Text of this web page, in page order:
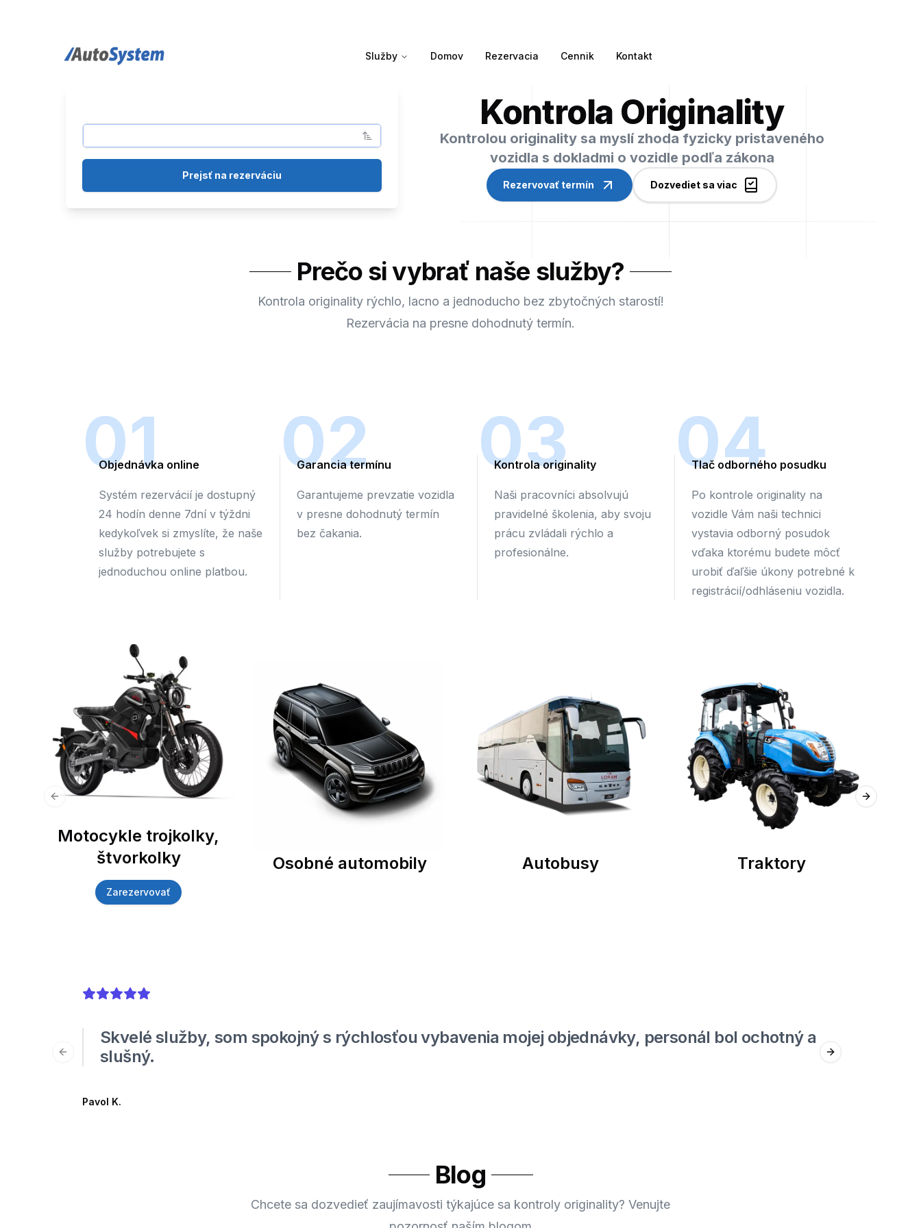
auto-system logo Služby Domov Rezervacia Cennik Kontakt
Prejsť na rezerváciu
Kontrola Originality
Kontrolou originality sa myslí zhoda fyzicky pristaveného
vozidla s dokladmi o vozidle podľa zákona
Rezervovať termín Dozvediet sa viac
Prečo si vybrať naše služby?
Kontrola originality rýchlo, lacno a jednoducho bez zbytočných starostí!
Rezervácia na presne dohodnutý termín.
01
Objednávka online
Systém rezervácií je dostupný
24 hodín denne 7dní v týždni
kedykoľvek si zmyslíte, že naše
služby potrebujete s
jednoduchou online platbou.
02
Garancia termínu
Garantujeme prevzatie vozidla
v presne dohodnutý termín
bez čakania.
03
Kontrola originality
Naši pracovníci absolvujú
pravidelné školenia, aby svoju
prácu zvládali rýchlo a
profesionálne.
04
Tlač odborného posudku
Po kontrole originality na
vozidle Vám naši technici
vystavia odborný posudok
vďaka ktorému budete môcť
urobiť ďaľšie úkony potrebné k
registrácií/odhláseniu vozidla.
Motocykle trojkolky,
štvorkolky
Zarezervovať
Osobné automobily Autobusy Traktory
Previous slide Next slide
5out of 5 stars
Skvelé služby, som spokojný s rýchlosťou vybavenia mojej objednávky, personál bol ochotný a
slušný.
Pavol K.
Previous slide Next slide
Blog
Chcete sa dozvedieť zaujímavosti týkajúce sa kontroly originality? Venujte